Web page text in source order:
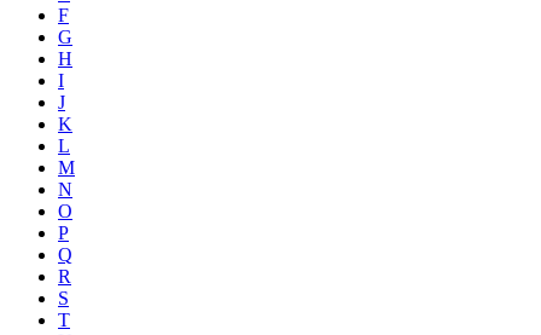
F
G
H
I
J
K
L
M
N
O
P
Q
R
S
T